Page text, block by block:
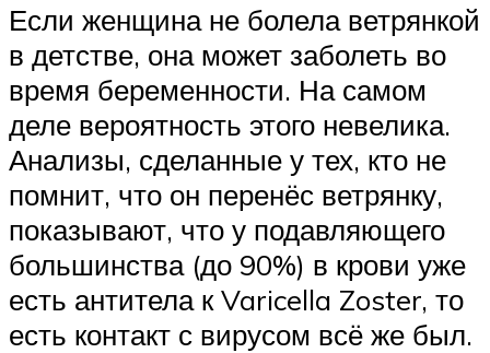
Если женщина не болела ветрянкой
в детстве, она может заболеть во
время беременности. На самом
деле вероятность этого невелика.
Анализы, сделанные у тех, кто не
помнит, что он перенёс ветрянку,
показывают, что у подавляющего
большинства (до 90%) в крови уже
есть антитела к Varicella Zoster, то
есть контакт с вирусом всё же был.